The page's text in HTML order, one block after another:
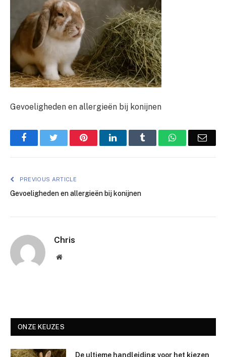
Gevoeligheden en allergieën bij konijnen
FacebookTwitter PinterestLinkedIn Tumblr WhatsApp
PREVIOUS ARTICLE
Gevoeligheden en allergieën bij konijnen
Chris
Website
ONZE KEUZES
De ultieme handleiding voor het kiezen